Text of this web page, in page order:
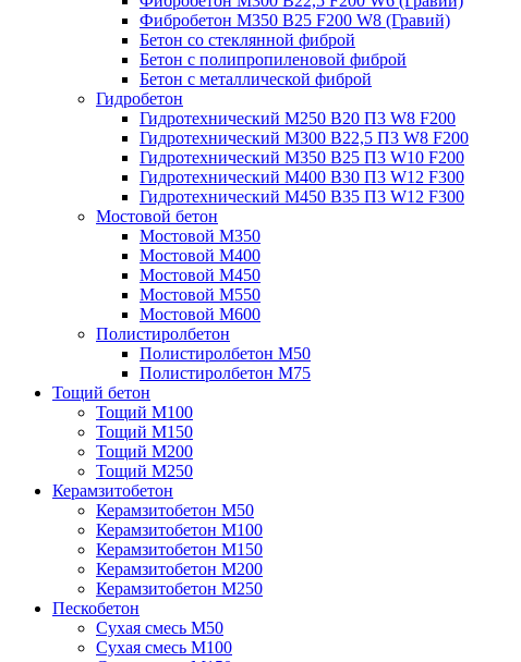
Фибробетон М350 B25 F200 W8 (Гравий)
Бетон со стеклянной фиброй
Бетон с полипропиленовой фиброй
Бетон с металлической фиброй
Гидробетон
Гидротехнический М250 B20 П3 W8 F200
Гидротехнический М300 B22,5 П3 W8 F200
Гидротехнический М350 B25 П3 W10 F200
Гидротехнический М400 B30 П3 W12 F300
Гидротехнический М450 B35 П3 W12 F300
Мостовой бетон
Мостовой М350
Мостовой М400
Мостовой М450
Мостовой М550
Мостовой М600
Полистиролбетон
Полистиролбетон М50
Полистиролбетон М75
Тощий бетон
Тощий М100
Тощий М150
Тощий М200
Тощий М250
Керамзитобетон
Керамзитобетон М50
Керамзитобетон М100
Керамзитобетон М150
Керамзитобетон М200
Керамзитобетон М250
Пескобетон
Сухая смесь М50
Сухая смесь М100